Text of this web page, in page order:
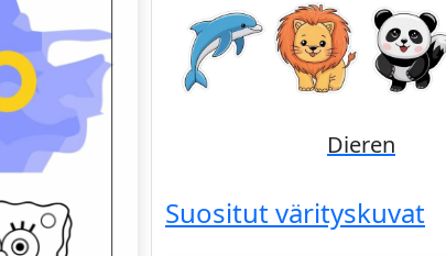
Dieren Disney
Suositut värityskuvat